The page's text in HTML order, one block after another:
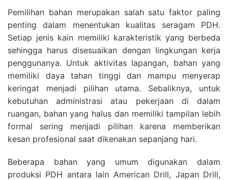
Pemilihan bahan merupakan salah satu faktor paling
penting dalam menentukan kualitas seragam PDH.
Setiap jenis kain memiliki karakteristik yang berbeda
sehingga harus disesuaikan dengan lingkungan kerja
penggunanya. Untuk aktivitas lapangan, bahan yang
memiliki daya tahan tinggi dan mampu menyerap
keringat menjadi pilihan utama. Sebaliknya, untuk
kebutuhan administrasi atau pekerjaan di dalam
ruangan, bahan yang halus dan memiliki tampilan lebih
formal sering menjadi pilihan karena memberikan
kesan profesional saat dikenakan sepanjang hari.
Beberapa bahan yang umum digunakan dalam
produksi PDH antara lain American Drill, Japan Drill,